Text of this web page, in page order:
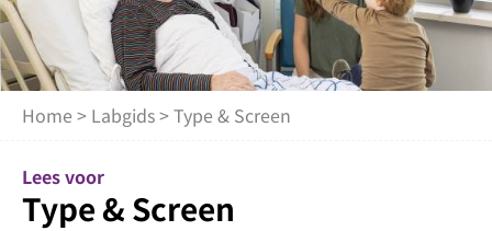
Home > Labgids> Type & Screen
Lees voor
Type & Screen